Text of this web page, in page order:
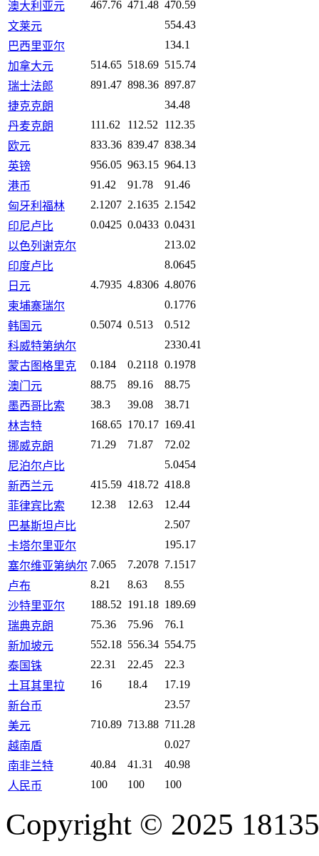
澳大利亚元 467.76 471.48 470.59
文莱元
554.43
巴西里亚尔
134.1
加拿大元
514.65 518.69 515.74
瑞士法郎
891.47 898.36 897.87
捷克克朗
34.48
丹麦克朗
111.62 112.52
112.35
欧元
833.36 839.47 838.34
英镑
956.05 963.15 964.13
港币
91.42 91.78
91.46
匈牙利福林
2.1207 2.1635 2.1542
印尼卢比
0.0425 0.0433 0.0431
以色列谢克尔
213.02
印度卢比
8.0645
日元
4.7935 4.8306 4.8076
柬埔寨瑞尔
0.1776
韩国元
0.5074 0.513
0.512
科威特第纳尔
2330.41
蒙古图格里克
0.184 0.2118 0.1978
澳门元
88.75 89.16
88.75
墨西哥比索
38.3 39.08
38.71
林吉特
168.65 170.17 169.41
挪威克朗
71.29 71.87
72.02
尼泊尔卢比
5.0454
新西兰元
415.59 418.72 418.8
菲律宾比索
12.38 12.63
12.44
巴基斯坦卢比
2.507
卡塔尔里亚尔
195.17
塞尔维亚第纳尔 7.065 7.2078 7.1517
卢布
8.21 8.63
8.55
沙特里亚尔
188.52 191.18 189.69
瑞典克朗
75.36 75.96
76.1
新加坡元
552.18 556.34 554.75
泰国铢
22.31 22.45
22.3
土耳其里拉
16 18.4
17.19
新台币
23.57
美元
710.89 713.88 711.28
越南盾
0.027
南非兰特
40.84 41.31
40.98
人民币
100 100 100
Copyright © 2025